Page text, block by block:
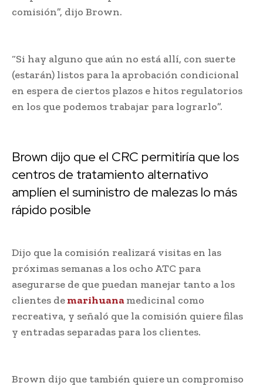
comisión”, dijo Brown.
“Si hay alguno que aún no está allí, con suerte
(estarán) listos para la aprobación condicional
en espera de ciertos plazos e hitos regulatorios
en los que podemos trabajar para lograrlo”.
Brown dijo que el CRC permitiría que los
centros de tratamiento alternativo
amplíen el suministro de malezas lo más
rápido posible
Dijo que la comisión realizará visitas en las
próximas semanas a los ocho ATC para
asegurarse de que puedan manejar tanto a los
clientes demarihuanamedicinal como
recreativa, y señaló que la comisión quiere filas
y entradas separadas para los clientes.
Brown dijo que también quiere un compromiso